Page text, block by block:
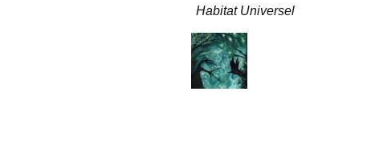
Habitat Universel